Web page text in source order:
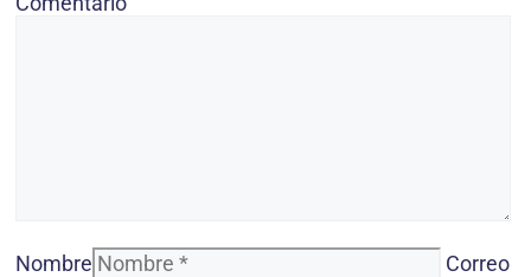
Nombre
Correo